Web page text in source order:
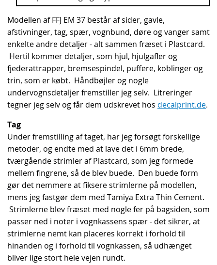
Modellen af FFJ EM 37 består af sider, gavle,
afstivninger, tag, spær, vognbund, døre og vanger samt
enkelte andre detaljer - alt sammen fræset i Plastcard.
Hertil kommer detaljer, som hjul, hjulgafler og
fjederattrapper, bremsespindel, puffere, koblinger og
trin, som er købt. Håndbøjler og nogle
undervognsdetaljer fremstiller jeg selv. Litreringer
tegner jeg selv og får dem udskrevet hos decalprint.de.
Tag
Under fremstilling af taget, har jeg forsøgt forskellige
metoder, og endte med at lave det i 6mm brede,
tværgående strimler af Plastcard, som jeg formede
mellem fingrene, så de blev buede. Den buede form
gør det nemmere at fiksere strimlerne på modellen,
mens jeg fastgør dem med Tamiya Extra Thin Cement.
Strimlerne blev fræset med nogle fer på bagsiden, som
passer ned i noter i vognkassens spær - det sikrer, at
strimlerne nemt kan placeres korrekt i forhold til
hinanden og i forhold til vognkassen, så udhænget
bliver lige stort hele vejen rundt.